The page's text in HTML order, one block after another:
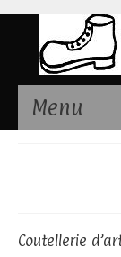
Menu
Stages
Coutellerie